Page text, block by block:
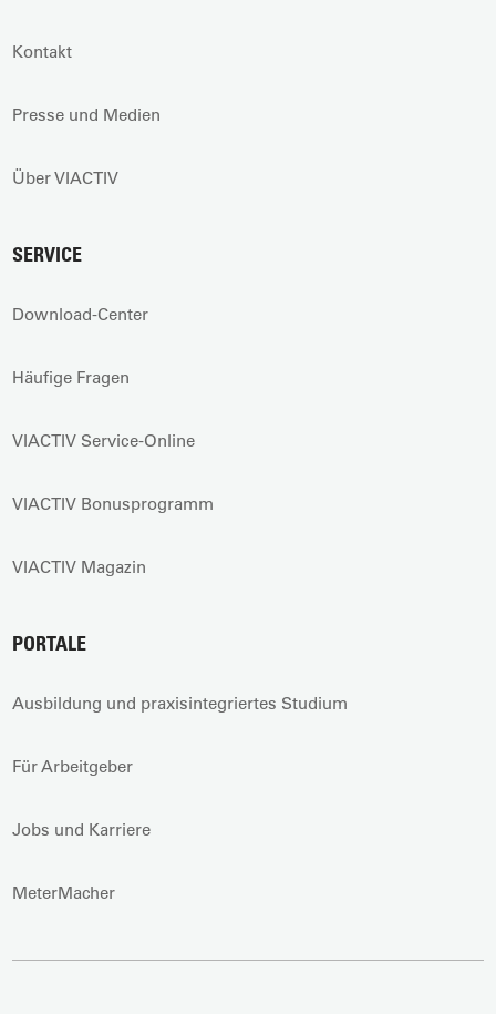
Kontakt
Presse und Medien
Über VIACTIV
SERVICE
Download-Center
Häufige Fragen
VIACTIV Service-Online
VIACTIV Bonusprogramm
VIACTIV Magazin
PORTALE
Ausbildung und praxisintegriertes Studium
Für Arbeitgeber
Jobs und Karriere
MeterMacher